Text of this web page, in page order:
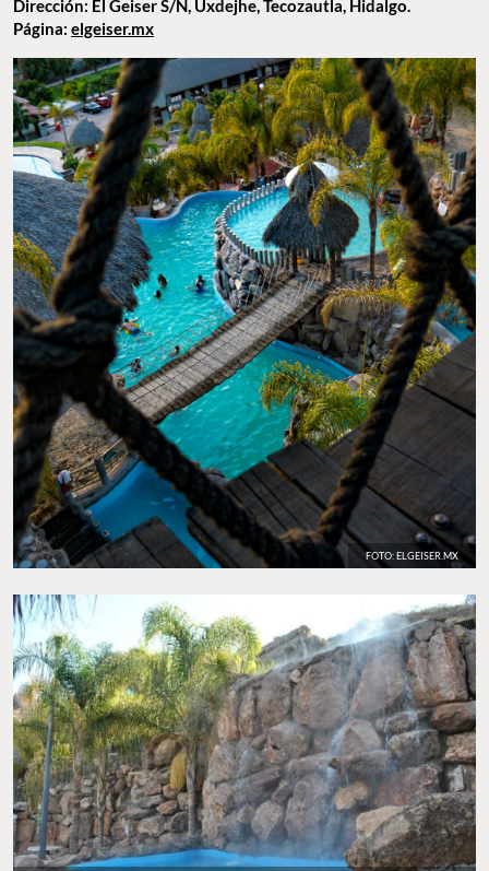
Dirección: El Geiser S/N, Uxdejhe, Tecozautla, Hidalgo.
Página: elgeiser.mx
FOTO: ELGEISER.MX